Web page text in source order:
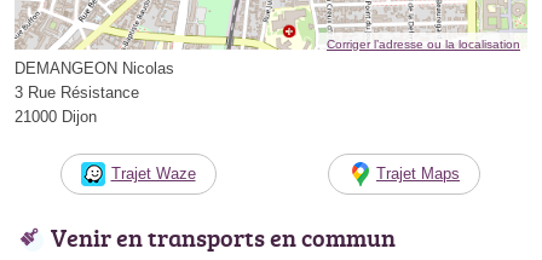
Corriger l’adresse ou la localisation
DEMANGEON Nicolas
3 Rue Résistance
21000 Dijon
Trajet Waze Trajet Maps
Venir en transports en commun